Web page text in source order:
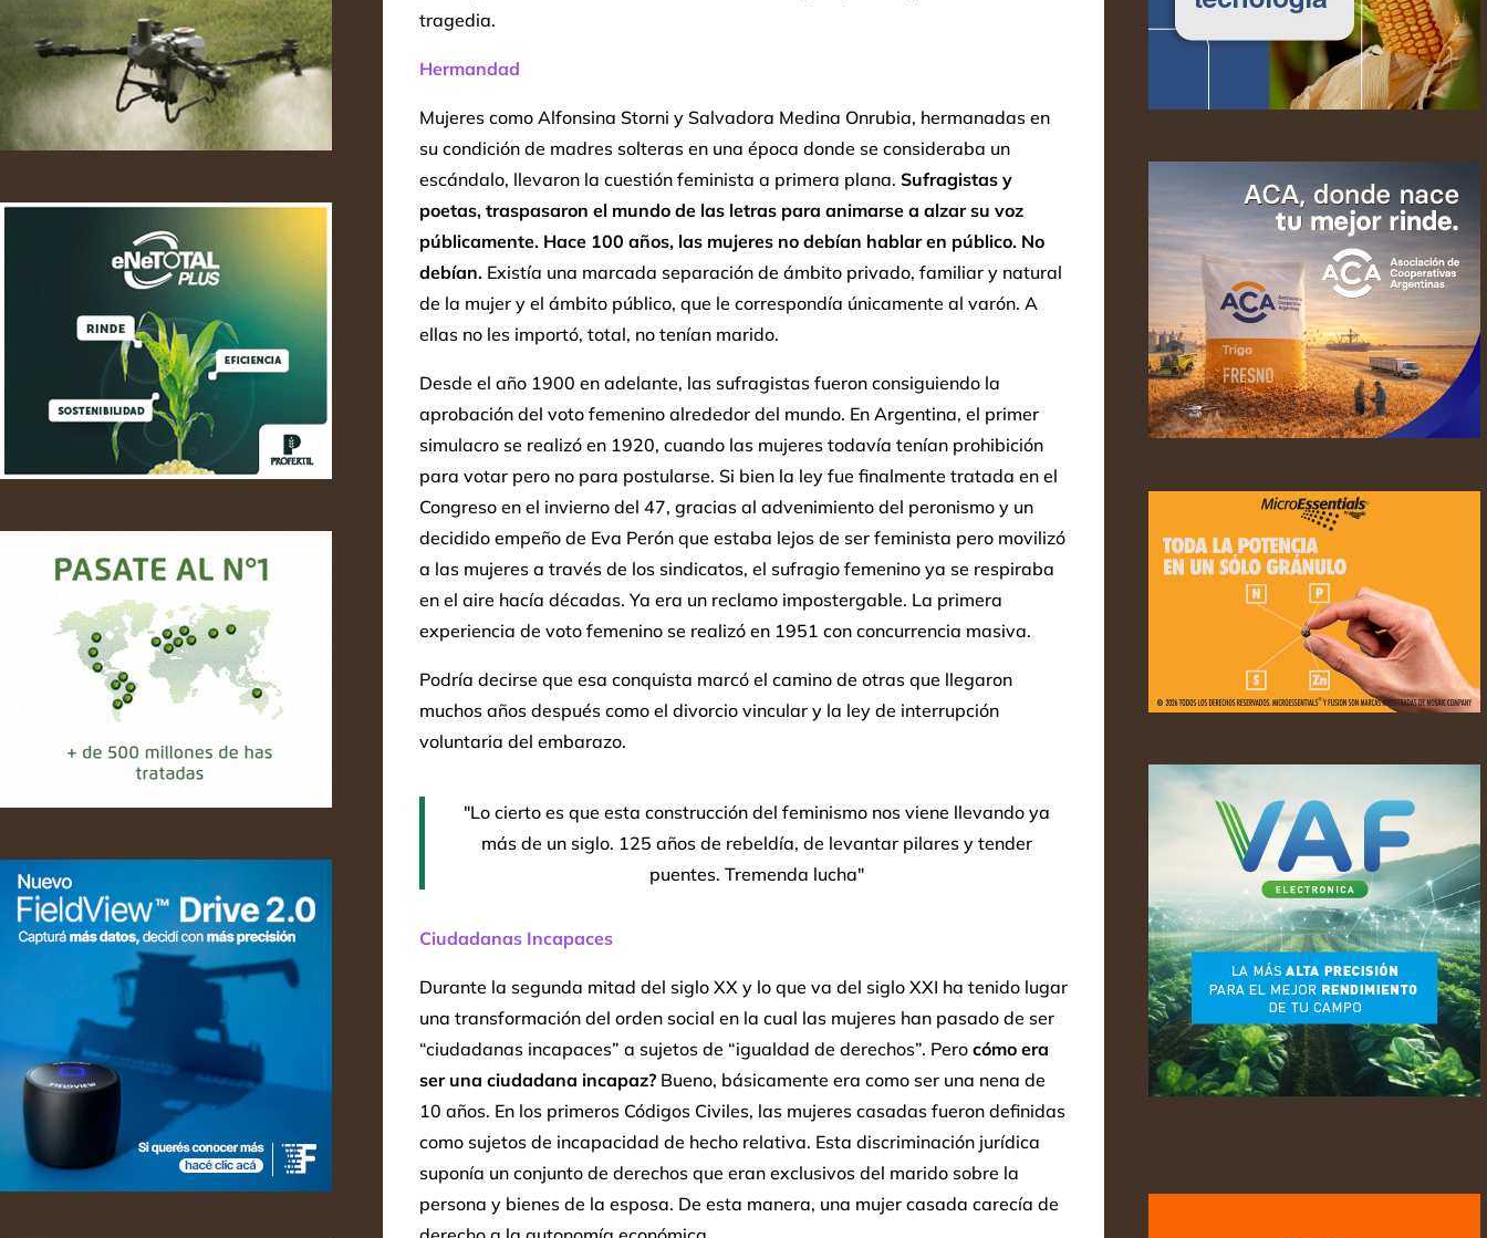
tragedia.
Hermandad
Mujeres como Alfonsina Storni y Salvadora Medina Onrubia, hermanadas en
su condición de madres solteras en una época donde se consideraba un
escándalo, llevaron la cuestión feminista a primera plana. Sufragistas y
poetas, traspasaron el mundo de las letras para animarse a alzar su voz
públicamente. Hace 100 años, las mujeres no debían hablar en público. No
debían.Existía una marcada separación de ámbito privado, familiar y natural
de la mujer y el ámbito público, que le correspondía únicamente al varón. A
ellas no les importó, total, no tenían marido.
Desde el año 1900 en adelante, las sufragistas fueron consiguiendo la
aprobación del voto femenino alrededor del mundo. En Argentina, el primer
simulacro se realizó en 1920, cuando las mujeres todavía tenían prohibición
para votar pero no para postularse. Si bien la ley fue finalmente tratada en el
Congreso en el invierno del 47, gracias al advenimiento del peronismo y un
decidido empeño de Eva Perón que estaba lejos de ser feminista pero movilizó
a las mujeres a través de los sindicatos, el sufragio femenino ya se respiraba
en el aire hacía décadas. Ya era un reclamo impostergable. La primera
experiencia de voto femenino se realizó en 1951 con concurrencia masiva.
Podría decirse que esa conquista marcó el camino de otras que llegaron
muchos años después como el divorcio vincular y la ley de interrupción
voluntaria del embarazo.
"Lo cierto es que esta construcción del feminismo nos viene llevando ya
más de un siglo. 125 años de rebeldía, de levantar pilares y tender
puentes. Tremenda lucha"
Ciudadanas Incapaces
Durante la segunda mitad del siglo XX y lo que va del siglo XXI ha tenido lugar
una transformación del orden social en la cual las mujeres han pasado de ser
“ciudadanas incapaces” a sujetos de “igualdad de derechos”. Pero cómo era
ser una ciudadana incapaz?Bueno, básicamente era como ser una nena de
10 años. En los primeros Códigos Civiles, las mujeres casadas fueron definidas
como sujetos de incapacidad de hecho relativa. Esta discriminación jurídica
suponía un conjunto de derechos que eran exclusivos del marido sobre la
persona y bienes de la esposa. De esta manera, una mujer casada carecía de